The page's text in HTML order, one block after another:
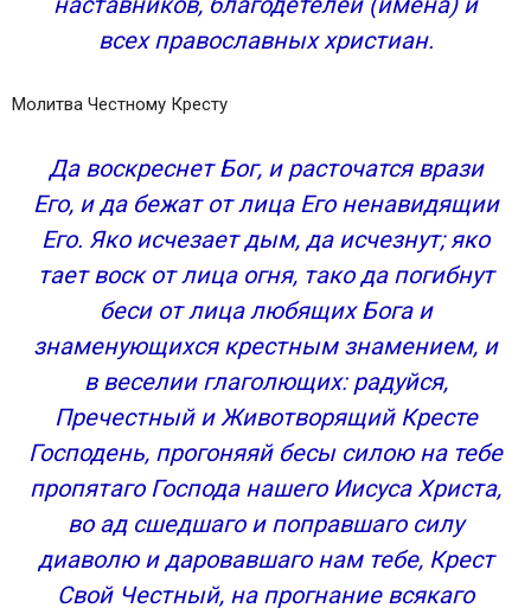
всех православных христиан.
Молитва Честному Кресту
Да воскреснет Бог, и расточатся врази
Его, и да бежат от лица Его ненавидящии
Его. Яко исчезает дым, да исчезнут; яко
тает воск от лица огня, тако да погибнут
беси от лица любящих Бога и
знаменующихся крестным знамением, и
в веселии глаголющих: радуйся,
Пречестный и Животворящий Кресте
Господень, прогоняяй бесы силою на тебе
пропятаго Господа нашего Иисуса Христа,
во ад сшедшаго и поправшаго силу
диаволю и даровавшаго нам тебе, Крест
Свой Честный, на прогнание всякаго